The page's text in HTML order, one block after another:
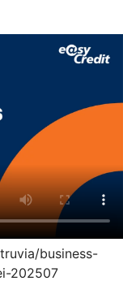
business-
202507